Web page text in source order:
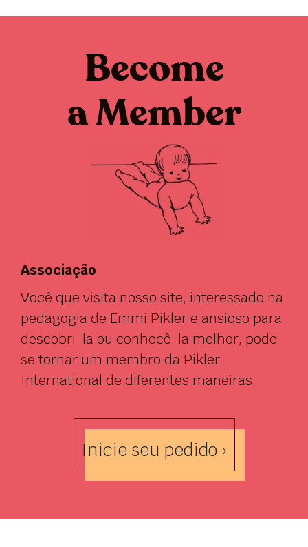
Become
a Member
Associação
Você que visita nosso site, interessado na
pedagogia de Emmi Pikler e ansioso para
descobri-la ou conhecê-la melhor, pode
se tornar um membro da Pikler
International de diferentes maneiras.
Inicie seu pedido ›